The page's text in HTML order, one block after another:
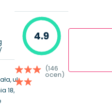
ul.
18,
4.9
(146
ocen)